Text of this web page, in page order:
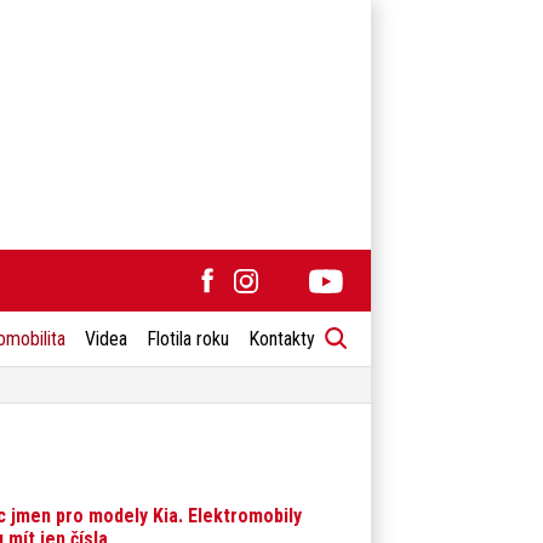
Videa Flotila roku Kontakty
jmen pro modely Kia. Elektromobily